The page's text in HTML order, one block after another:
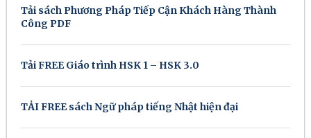
Tải sách Phương Pháp Tiếp Cận Khách Hàng Thành
Công PDF
Tải FREE Giáo trình HSK 1 – HSK 3.0
TẢI FREE sách Ngữ pháp tiếng Nhật hiện đại